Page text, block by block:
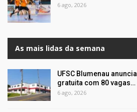
6 ago, 2026
As mais lidas da semana
UFSC Blumenau
gratuita com 80 vagas…
6 ago, 2026